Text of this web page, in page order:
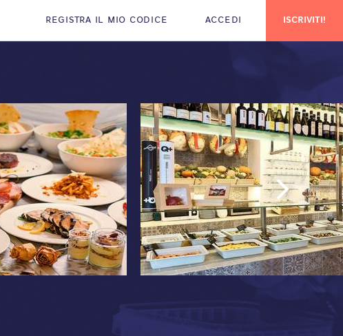
REGISTRA IL MIO CODICE ACCEDI ISCRIVITI!
Next